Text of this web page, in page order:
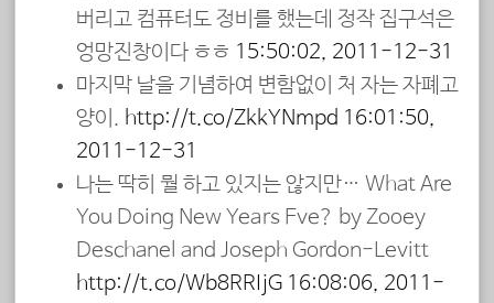
버리고 컴퓨터도 정비를 했는데 정작 집구석은
엉망진창이다 ㅎㅎ 15:50:02, 2011-12-31
마지막 날을 기념하여 변함없이 처 자는 자폐고
양이. http://t.co/ZkkYNmpd 16:01:50,
2011-12-31
나는 딱히 뭘 하고 있지는 않지만… What Are
You Doing New Years Eve? by Zooey
Deschanel and Joseph Gordon-Levitt
http://t.co/Wb8RRIjG 16:08:06, 2011-